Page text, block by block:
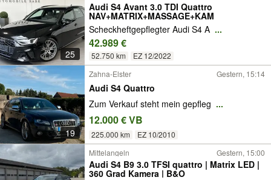
25
Audi S4 Avant 3.0 TDI Quattro
NAV+MATRIX+MASSAGE+KAM
Scheckheftgepflegter Audi S4 A ...
42.989 €
52.750 km EZ 12/2022
19
Zahna-Elster Gestern, 15:14
Audi S4 Quattro
Zum Verkauf steht mein gepfleg ...
12.000 € VB
225.000 km EZ 10/2010
Mittelangeln Gestern, 15:00
Audi S4 B9 3.0 TFSI quattro | Matrix LED |
360 Grad Kamera | B&O